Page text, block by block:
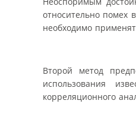
относительно помех
необходимо
Второй метод
использования
корреляционного